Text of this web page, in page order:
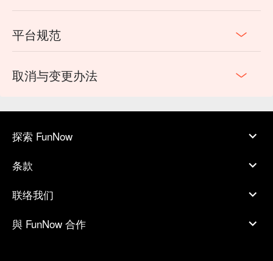
平台规范
取消与变更办法
探索 FunNow
条款
联络我们
與 FunNow 合作